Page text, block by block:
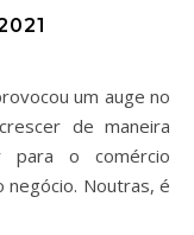
de maneira
para o comércio
negócio. Noutras, é